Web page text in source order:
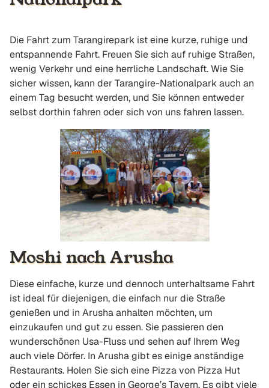
Die Fahrt zum Tarangirepark ist eine kurze, ruhige und
entspannende Fahrt. Freuen Sie sich auf ruhige Straßen,
wenig Verkehr und eine herrliche Landschaft. Wie Sie
sicher wissen, kann der Tarangire-Nationalpark auch an
einem Tag besucht werden, und Sie können entweder
selbst dorthin fahren oder sich von uns fahren lassen.
Moshi nach Arusha
Diese einfache, kurze und dennoch unterhaltsame Fahrt
ist ideal für diejenigen, die einfach nur die Straße
genießen und in Arusha anhalten möchten, um
einzukaufen und gut zu essen. Sie passieren den
wunderschönen Usa-Fluss und sehen auf Ihrem Weg
auch viele Dörfer. In Arusha gibt es einige anständige
Restaurants. Holen Sie sich eine Pizza von Pizza Hut
oder ein schickes Essen in George’s Tavern. Es gibt viele